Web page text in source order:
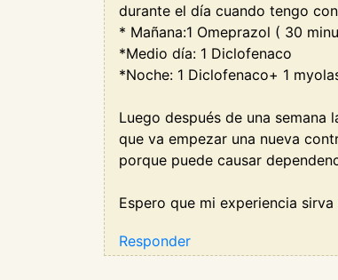
durante el día cuando tengo
* Mañana:1 Omeprazol ( 30
*Medio día: 1 Diclofenaco
*Noche: 1 Diclofenaco+ 1
Luego después de una
que va empezar una nueva
porque puede causar
Espero que mi experiencia sirva
Responder